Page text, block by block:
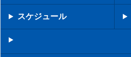
スケジュール